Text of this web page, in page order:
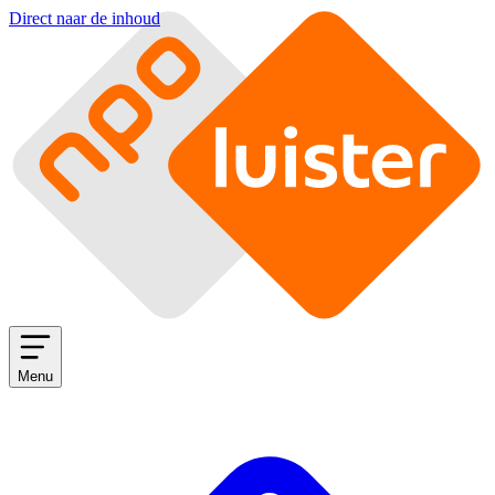
Direct naar de inhoud
Menu